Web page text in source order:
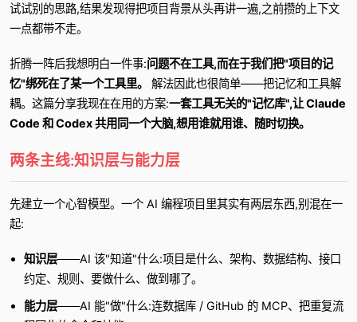
试试别的思路,结果发现得把项目背景从头再讲一遍,之前攒的上下文
一点都带不走。
折腾一阵后我想明白一件事:问题不在工具,而在于我们把"项目的记
忆"绑死在了某一个工具里。
解法因此也很简单——把记忆和工具解
耦。这篇分享我现在在用的方案:一套工具无关的"记忆库",让 Claude
Code 和 Codex 共用同一个大脑,想用谁就用谁、随时切换。
两条主线:知识层与能力层
先建立一个心智模型。一个 AI 编程项目里其实有两层东西,别混在一
起:
知识层——AI 该"知道"什么:项目是什么、架构、数据结构、接口
约定、规则、要做什么、做到哪了。
能力层——AI 能"做"什么:连数据库 / GitHub 的 MCP、把重复流